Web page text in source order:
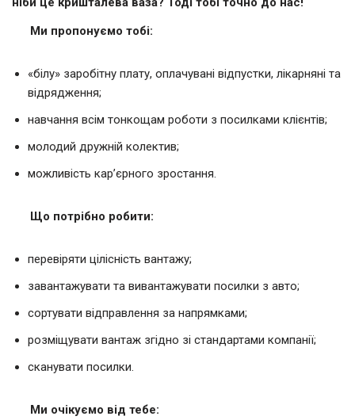
Ми пропонуємо тобі:
«білу» заробітну плату, оплачувані відпустки, лікарняні та
відрядження;
навчання всім тонкощам роботи з посилками клієнтів;
молодий дружній колектив;
можливість кар’єрного зростання.
Що потрібно робити:
перевіряти цілісність вантажу;
завантажувати та вивантажувати посилки з авто;
сортувати відправлення за напрямками;
розміщувати вантаж згідно зі стандартами компанії;
сканувати посилки.
Ми очікуємо від тебе: